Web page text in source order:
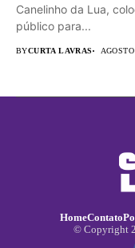
Canelinho da Lua,
público para...
BYCURTA LAVRAS
HomeContato
© Copyright